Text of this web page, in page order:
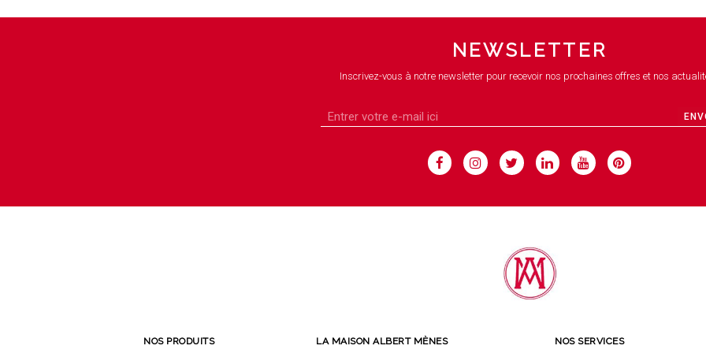
NEWSLETTER
Inscrivez-vous à notre newsletter pour recevoir nos prochaines offres et nos
NOS PRODUITS LA MAISON ALBERT MÈNES NOS SERVICES